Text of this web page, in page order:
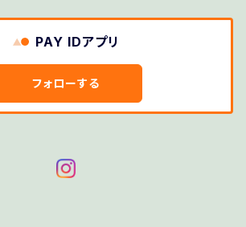
PAY IDアプリ
フォローする